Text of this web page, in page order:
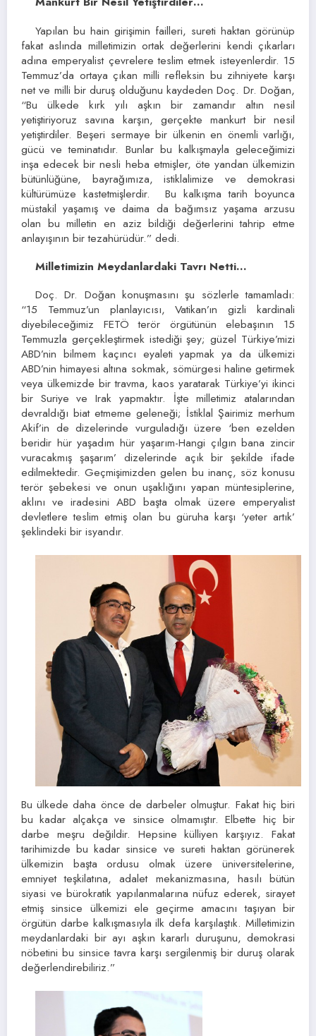
Yapılan bu hain girişimin failleri, sureti haktan görünüp
fakat aslında milletimizin ortak değerlerini kendi çıkarları
adına emperyalist çevrelere teslim etmek isteyenlerdir. 15
Temmuz’da ortaya çıkan milli refleksin bu zihniyete karşı
net ve milli bir duruş olduğunu kaydeden Doç. Dr. Doğan,
“Bu ülkede kırk yılı aşkın bir zamandır altın nesil
yetiştiriyoruz savına karşın, gerçekte mankurt bir nesil
yetiştirdiler. Beşeri sermaye bir ülkenin en önemli varlığı,
gücü ve teminatıdır. Bunlar bu kalkışmayla geleceğimizi
inşa edecek bir nesli heba etmişler, öte yandan ülkemizin
bütünlüğüne, bayrağımıza, istiklalimize ve demokrasi
kültürümüze kastetmişlerdir. Bu kalkışma tarih boyunca
müstakil yaşamış ve daima da bağımsız yaşama arzusu
olan bu milletin en aziz bildiği değerlerini tahrip etme
anlayışının bir tezahürüdür.” dedi.
Milletimizin Meydanlardaki Tavrı Netti…
Doç. Dr. Doğan konuşmasını şu sözlerle tamamladı:
“15 Temmuz’un planlayıcısı, Vatikan’ın gizli kardinali
diyebileceğimiz FETÖ terör örgütünün elebaşının 15
Temmuzla gerçekleştirmek istediği şey; güzel Türkiye’mizi
ABD’nin bilmem kaçıncı eyaleti yapmak ya da ülkemizi
ABD’nin himayesi altına sokmak, sömürgesi haline getirmek
veya ülkemizde bir travma, kaos yaratarak Türkiye’yi ikinci
bir Suriye ve Irak yapmaktır. İşte milletimiz atalarından
devraldığı biat etmeme geleneği; İstiklal Şairimiz merhum
Akif’in de dizelerinde vurguladığı üzere ‘ben ezelden
beridir hür yaşadım hür yaşarım-Hangi çılgın bana zincir
vuracakmış şaşarım’ dizelerinde açık bir şekilde ifade
edilmektedir. Geçmişimizden gelen bu inanç, söz konusu
terör şebekesi ve onun uşaklığını yapan müntesiplerine,
aklını ve iradesini ABD başta olmak üzere emperyalist
devletlere teslim etmiş olan bu güruha karşı ‘yeter artık’
şeklindeki bir isyandır.
Bu ülkede daha önce de darbeler olmuştur. Fakat hiç biri
bu kadar alçakça ve sinsice olmamıştır. Elbette hiç bir
darbe meşru değildir. Hepsine külliyen karşıyız. Fakat
tarihimizde bu kadar sinsice ve sureti haktan görünerek
ülkemizin başta ordusu olmak üzere üniversitelerine,
emniyet teşkilatına, adalet mekanizmasına, hasılı bütün
siyasi ve bürokratik yapılanmalarına nüfuz ederek, sirayet
etmiş sinsice ülkemizi ele geçirme amacını taşıyan bir
örgütün darbe kalkışmasıyla ilk defa karşılaştık. Milletimizin
meydanlardaki bir ayı aşkın kararlı duruşunu, demokrasi
nöbetini bu sinsice tavra karşı sergilenmiş bir duruş olarak
değerlendirebiliriz.”